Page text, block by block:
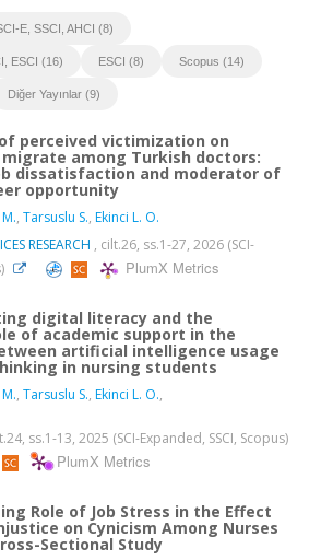
E, SSCI, AHCI (8)
ESCI (16) ESCI (8) Scopus (14)
Diğer Yayınlar (9)
perceived victimization on
among Turkish doctors:
dissatisfaction and moderator of
opportunity
, Tarsuslu S., Ekinci L. O.
RESEARCH , cilt.26, ss.1-27, 2026 (SCI-
PlumX Metrics
digital literacy and the
of academic support in the
artificial intelligence usage
in nursing students
, Tarsuslu S., Ekinci L. O.,
ss.1-13, 2025 (SCI-Expanded, SSCI, Scopus)
PlumX Metrics
Role of Job Stress in the Effect
on Cynicism Among Nurses
Sectional Study